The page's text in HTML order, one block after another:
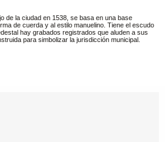
de la ciudad en 1538, se basa en una base
de cuerda y al estilo manuelino. Tiene el escudo
hay grabados registrados que aluden a sus
para simbolizar la jurisdicción municipal.